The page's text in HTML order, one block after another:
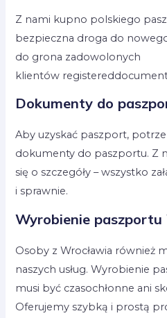
Z nami kupno polskiego
bezpieczna droga do
do grona zadowolonych
klientów
Dokumenty do
Aby uzyskać paszport,
dokumenty do paszportu. Z
się o szczegóły – wszystko
i sprawnie.
Wyrobienie paszportu
Osoby z Wrocławia również
naszych usług. Wyrobienie
musi być czasochłonne ani
Oferujemy szybką i prostą